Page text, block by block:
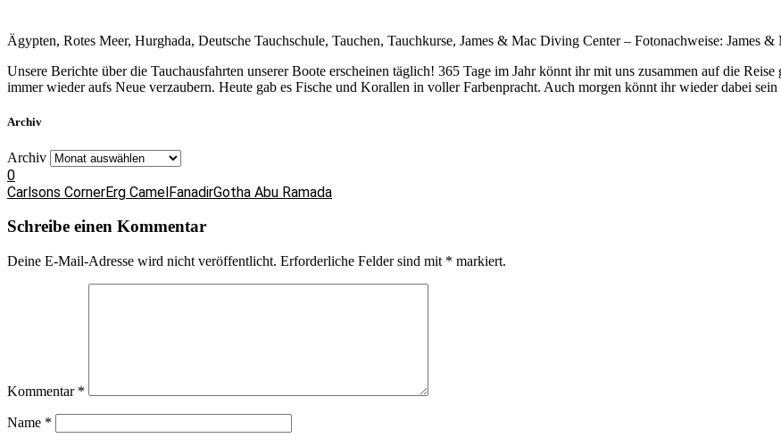
Ägypten, Rotes Meer, Hurghada, Deutsche Tauchschule, Tauchen, Tauchkurse, James & Mac Diving Center – Fotonachweise: James
Unsere Berichte über die Tauchausfahrten unserer Boote erscheinen täglich! 365 Tage im Jahr könnt ihr mit uns zusammen auf die
immer wieder aufs Neue verzaubern. Heute gab es Fische und Korallen in voller Farbenpracht. Auch morgen könnt ihr wieder dabei
Archiv
Archiv
0
Carlsons CornerErg CamelFanadirGotha Abu Ramada
Schreibe einen Kommentar
Deine E-Mail-Adresse wird nicht veröffentlicht. Erforderliche Felder sind mit * markiert.
Kommentar *
Name *